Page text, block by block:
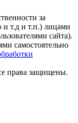
за
т.д и т.п.) лицами
сайта).
самостоятельно
права защищены.